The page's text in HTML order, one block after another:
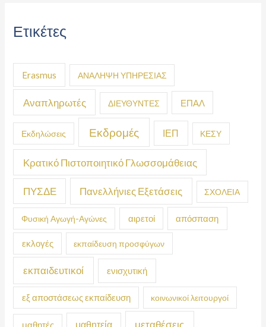
Ετικέτες
Erasmus ΑΝΑΛΗΨΗ ΥΠΗΡΕΣΙΑΣ
Αναπληρωτές ΔΙΕΥΘΥΝΤΕΣ ΕΠΑΛ
Εκδηλώσεις Εκδρομές ΙΕΠ ΚΕΣΥ
Κρατικό Πιστοποιητικό Γλωσσομάθειας
ΠΥΣΔΕ Πανελλήνιες Εξετάσεις ΣΧΟΛΕΙΑ
Φυσική Αγωγή-Αγώνες αιρετοί απόσπαση
εκλογές εκπαίδευση προσφύγων
εκπαιδευτικοί ενισχυτική
εξ αποστάσεως εκπαίδευση κοινωνικοί λειτουργοί
μαθητές μαθητεία μεταθέσεις